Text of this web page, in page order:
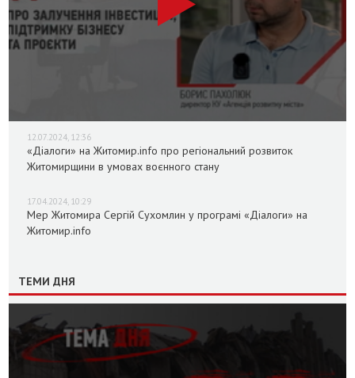
12.07.2024, 12:36
«Діалоги» на Житомир.info про регіональний розвиток
Житомирщини в умовах воєнного стану
17.04.2024, 10:29
Мер Житомира Сергій Сухомлин у програмі «Діалоги» на
Житомир.info
ТЕМИ ДНЯ